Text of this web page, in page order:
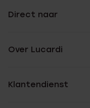
Direct naar
Over Lucardi
Klantendienst